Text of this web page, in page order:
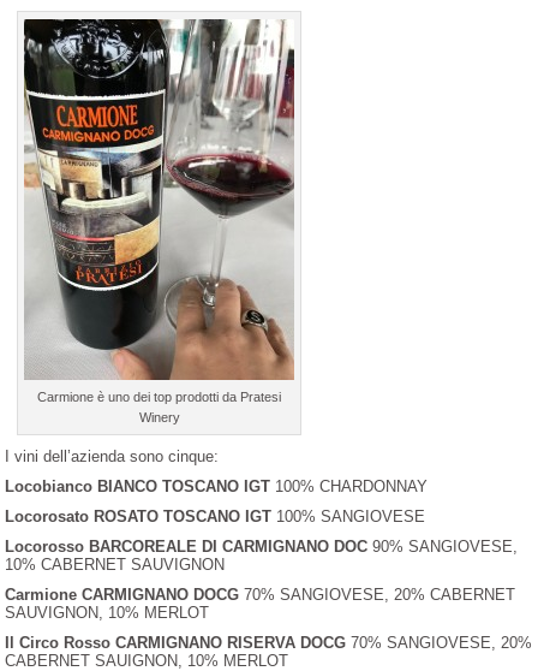
Carmione è uno dei top prodotti da Pratesi
Winery
I vini dell’azienda sono cinque:
Locobianco BIANCO TOSCANO IGT 100% CHARDONNAY
Locorosato ROSATO TOSCANO IGT 100% SANGIOVESE
Locorosso BARCOREALE DI CARMIGNANO DOC 90% SANGIOVESE,
10% CABERNET SAUVIGNON
Carmione CARMIGNANO DOCG70% SANGIOVESE, 20% CABERNET
SAUVIGNON, 10% MERLOT
Il Circo Rosso CARMIGNANO RISERVA DOCG 70% SANGIOVESE, 20%
CABERNET SAUIGNON, 10% MERLOT